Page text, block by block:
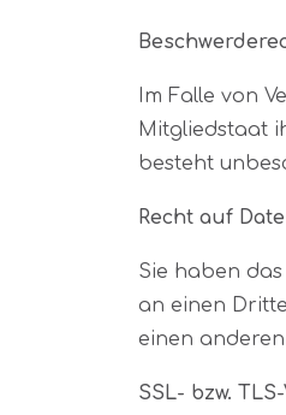
Im Falle von
Mitgliedstaat
besteht
Recht auf
Sie haben
an einen
einen
SSL- bzw.